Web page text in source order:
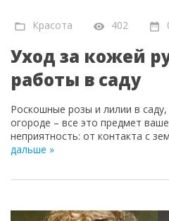
Красота 402
Уход за кожей
работы в саду
Роскошные розы и лилии в
огороде – все это предмет
неприятность: от контакта с
дальше »